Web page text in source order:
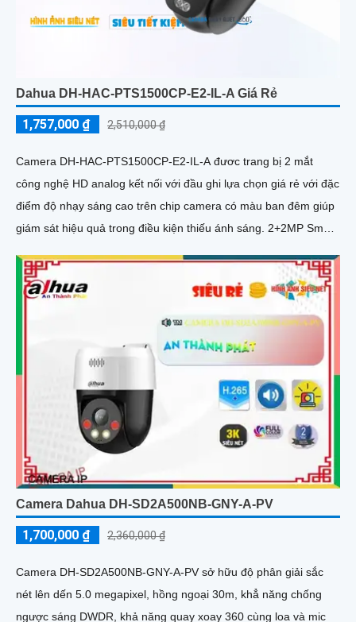
Dahua DH-HAC-PTS1500CP-E2-IL-A Giá Rẻ
1,757,000 ₫ 2,510,000 ₫
Camera DH-HAC-PTS1500CP-E2-IL-A đươc trang bị 2 mắt
công nghệ HD analog kết nối với đầu ghi lựa chọn giá rẻ với đặc
điểm độ nhạy sáng cao trên chip camera có màu ban đêm giúp
giám sát hiệu quả trong điều kiện thiếu ánh sáng. 2+2MP Smart
Camera Dahua DH-SD2A500NB-GNY-A-PV
1,700,000 ₫ 2,360,000 ₫
Camera DH-SD2A500NB-GNY-A-PV sở hữu độ phân giải sắc
nét lên dến 5.0 megapixel, hồng ngoại 30m, khẳ năng chống
ngược sáng DWDR, khả năng quay xoay 360 cùng loa và mic